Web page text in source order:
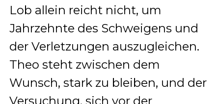
Lob allein reicht nicht, um
Jahrzehnte des Schweigens und
der Verletzungen auszugleichen.
Theo steht zwischen dem
Wunsch, stark zu bleiben, und der
Versuchung, sich vor der